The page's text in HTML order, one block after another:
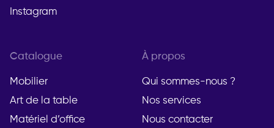
Instagram
Catalogue
Mobilier
Art de la table
Matériel d’office
À propos
Qui sommes-nous ?
Nos services
Nous contacter